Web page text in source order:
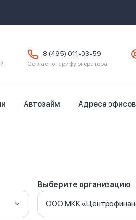
8 (495) 011-03-59
Согласно тарифу оператора
Автозайм Адреса офисов
Выберите организацию